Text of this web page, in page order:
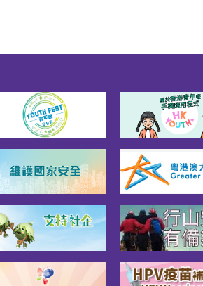
援服務。此外，仁愛堂有限公
期安排不同類型的義工服務，
鼓勵他們貢獻社會，從而建立
對社會的歸屬感和責任感。基
本申請資格- 申請人必須為香港
永久性居民，並於截止申請日
期當日，必須年滿十八但未滿
三十一歲- 必須為在職人士（全
職／兼職／自僱均可）- 一人申
請者的收入水平，不得超過港
幣$28,000，而二人申請者的收
入水平，不得超過一人申請者
的一倍- 一人申請者和二人申請